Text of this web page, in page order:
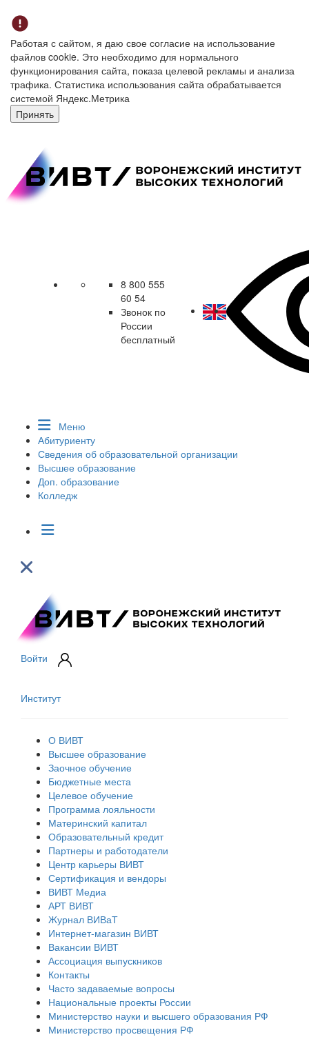
Работая с сайтом, я даю свое согласие на использование
файлов cookie. Это необходимо для нормального
функционирования сайта, показа целевой рекламы и анализа
трафика. Статистика использования сайта обрабатывается
системой Яндекс.Метрика
Принять
8 800 555
60 54
Звонок по
России
бесплатный
Меню
Абитуриенту
Сведения об образовательной организации
Высшее образование
Доп. образование
Колледж
Войти
Институт
О ВИВТ
Высшее образование
Заочное обучение
Бюджетные места
Целевое обучение
Программа лояльности
Материнский капитал
Образовательный кредит
Партнеры и работодатели
Центр карьеры ВИВТ
Сертификация и вендоры
ВИВТ Медиа
АРТ ВИВТ
Журнал ВИВаТ
Интернет-магазин ВИВТ
Вакансии ВИВТ
Ассоциация выпускников
Контакты
Часто задаваемые вопросы
Национальные проекты России
Министерство науки и высшего образования РФ
Министерство просвещения РФ